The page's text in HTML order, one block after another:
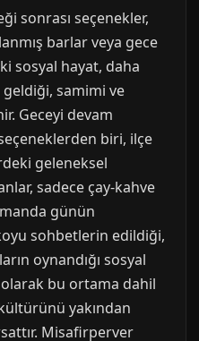
sonrası seçenekler,
barlar veya gece
sosyal hayat, daha
samimi ve
Geceyi devam
biri, ilçe
geleneksel
sadece çay-kahve
günün
sohbetlerin edildiği,
oynandığı sosyal
bu ortama dahil
yakından
Misafirperver